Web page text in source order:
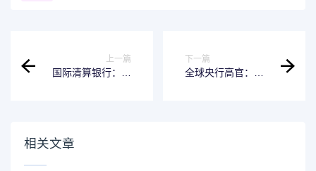
上一篇
国际清算银行：全
下一篇
全球央行高官：美
相关文章